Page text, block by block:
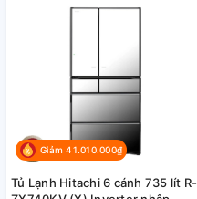
Giảm 41.010.000₫
Tủ Lạnh Hitachi 6 cánh 735 lít R-